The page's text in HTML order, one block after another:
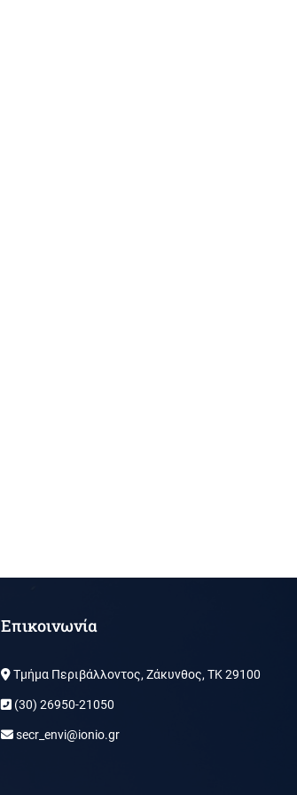
Επικοινωνία
Τμήμα Περιβάλλοντος, Ζάκυνθος, ΤΚ 29100
(30) 26950-21050
secr_envi@ionio.gr